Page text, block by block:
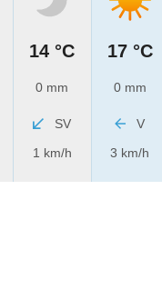
14 °C
0 mm
SV
1 km/h
17 °C
0 mm
V
3 km/h